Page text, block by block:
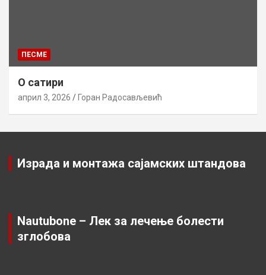
ПЕСМЕ
О сатири
април 3, 2026 Горан Радосављевић
Израда и монтажа сајамских штандова
Nautubone – Лек за лечење болести
зглобова